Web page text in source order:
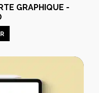
GRAPHIQUE -